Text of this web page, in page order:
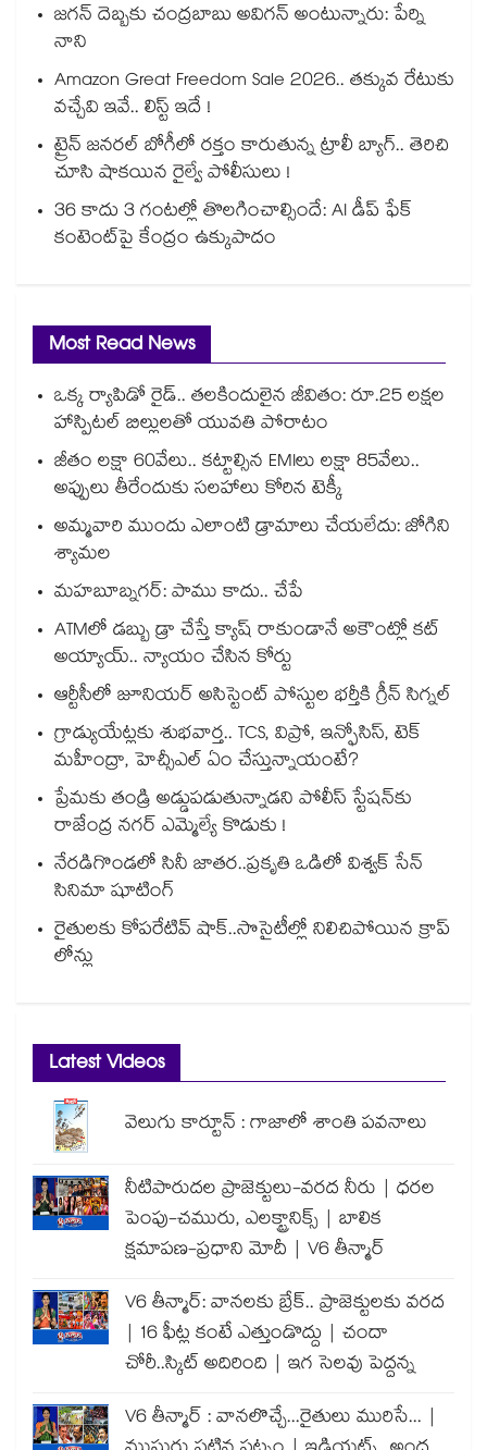
జగన్ దెబ్బకు చంద్రబాబు అవిగన్ అంటున్నారు: పేర్ని
నాని
Amazon Great Freedom Sale 2026.. తక్కువ రేటుకు
వచ్చేవి ఇవే.. లిస్ట్ ఇదే !
ట్రైన్ జనరల్ బోగీలో రక్తం కారుతున్న ట్రాలీ బ్యాగ్.. తెరిచి
చూసి షాకయిన రైల్వే పోలీసులు !
36 కాదు 3 గంటల్లో తొలగించాల్సిందే: AI డీప్ ఫేక్
కంటెంట్‎పై కేంద్రం ఉక్కుపాదం
Most Read News
ఒక్క ర్యాపిడో రైడ్.. తలకిందులైన జీవితం: రూ.25 లక్షల
హాస్పిటల్ బిల్లులతో యువతి పోరాటం
జీతం లక్షా 60వేలు.. కట్టాల్సిన EMIలు లక్షా 85వేలు..
అప్పులు తీరేందుకు సలహాలు కోరిన టెక్కీ
అమ్మవారి ముందు ఎలాంటి డ్రామాలు చేయలేదు: జోగిని
శ్యామల
మహబూబ్నగర్: పాము కాదు.. చేపే
ATMలో డబ్బు డ్రా చేస్తే క్యాష్ రాకుండానే అకౌంట్లో కట్
అయ్యాయ్.. న్యాయం చేసిన కోర్టు
ఆర్టీసీలో జూనియర్ అసిస్టెంట్‌‌ పోస్టుల భర్తీకి గ్రీన్‌‌ సిగ్నల్
గ్రాడ్యుయేట్లకు శుభవార్త.. TCS, విప్రో, ఇన్ఫోసిస్, టెక్
మహీంద్రా, హెచ్సీఎల్ ఏం చేస్తున్నాయంటే?
ప్రేమకు తండ్రి అడ్డుపడుతున్నాడని పోలీస్ స్టేషన్⁪కు
రాజేంద్ర నగర్ ఎమ్మెల్యే కొడుకు !
నేరడిగొండలో సినీ జాతర..ప్రకృతి ఒడిలో విశ్వక్ సేన్
సినిమా షూటింగ్
రైతులకు కోపరేటివ్ షాక్..సొసైటీల్లో నిలిచిపోయిన క్రాప్
లోన్లు
Latest Videos
వెలుగు కార్టూన్ : గాజాలో శాంతి పవనాలు
నీటిపారుదల ప్రాజెక్టులు-వరద నీరు | ధరల
పెంపు-చమురు, ఎలక్ట్రానిక్స్ | బాలిక
క్షమాపణ-ప్రధాని మోదీ | V6 తీన్మార్
V6 తీన్మార్: వానలకు బ్రేక్.. ప్రాజెక్టులకు వరద
| 16 ఫీట్ల కంటే ఎత్తుండొద్దు | చందా
చోరీ..స్కిట్ అదిరింది | ఇగ సెలవు పెద్దన్న
V6 తీన్మార్ : వానలొచ్చే...రైతులు మురిసే... |